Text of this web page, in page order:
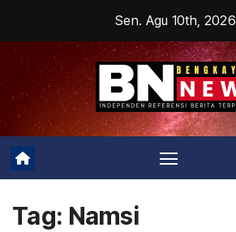
content
Sen. Agu 10th, 2026
Tag: Namsi